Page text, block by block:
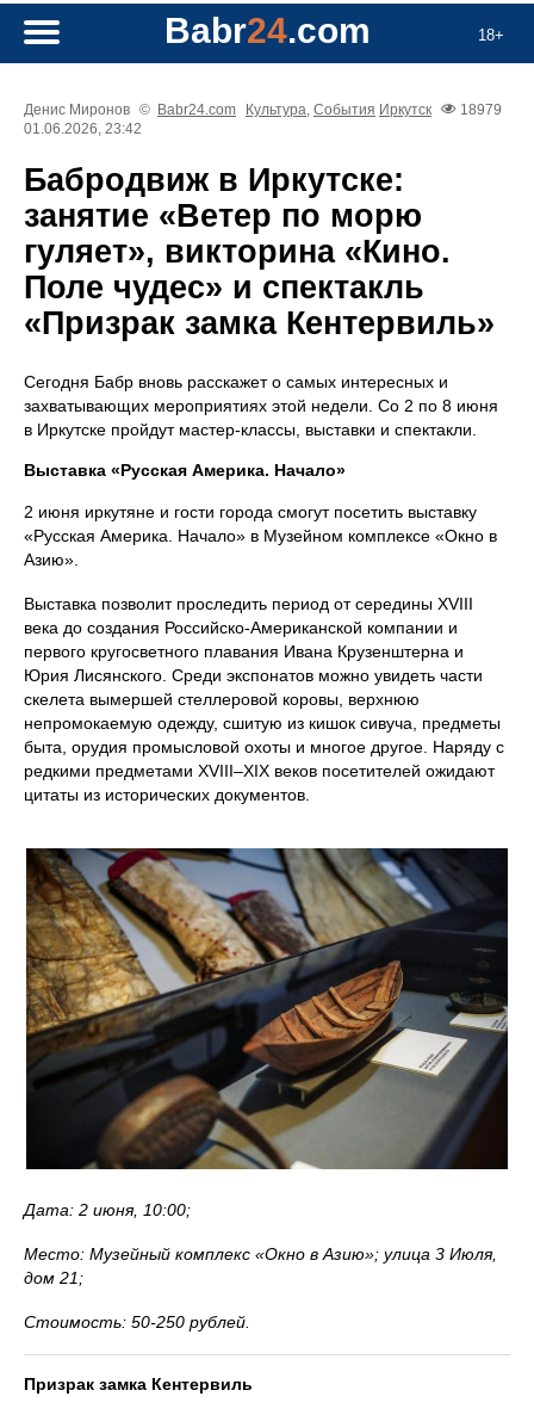
18+
Babr24.com
Денис Миронов © Babr24.com Культура, События Иркутск
18979
01.06.2026, 23:42
Бабродвиж в Иркутске:
занятие «Ветер по морю
гуляет», викторина «Кино.
Поле чудес» и спектакль
«Призрак замка Кентервиль»
Сегодня Бабр вновь расскажет о самых интересных и
захватывающих мероприятиях этой недели. Со 2 по 8 июня
в Иркутске пройдут мастер-классы, выставки и спектакли.
Выставка «Русская Америка. Начало»
2 июня иркутяне и гости города смогут посетить выставку
«Русская Америка. Начало» в Музейном комплексе «Окно в
Азию».
Выставка позволит проследить период от середины XVIII
века до создания Российско-Американской компании и
первого кругосветного плавания Ивана Крузенштерна и
Юрия Лисянского. Среди экспонатов можно увидеть части
скелета вымершей стеллеровой коровы, верхнюю
непромокаемую одежду, сшитую из кишок сивуча, предметы
быта, орудия промысловой охоты и многое другое. Наряду с
редкими предметами XVIII–XIX веков посетителей ожидают
цитаты из исторических документов.
Дата: 2 июня, 10:00;
Место: Музейный комплекс «Окно в Азию»; улица 3 Июля,
дом 21;
Стоимость: 50-250 рублей.
Призрак замка Кентервиль